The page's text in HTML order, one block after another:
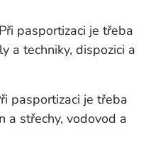
pasportizaci je třeba
a techniky, dispozici a
pasportizaci je třeba
a střechy, vodovod a